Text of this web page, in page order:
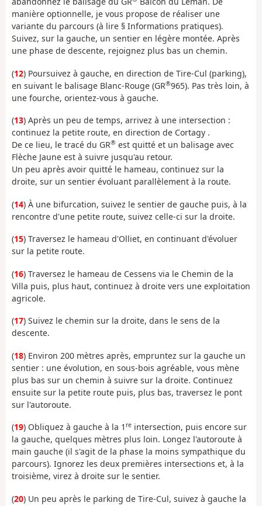
manière optionnelle, je vous propose de réaliser une
variante du parcours (à lire § Informations pratiques).
Suivez, sur la gauche, un sentier en légère montée. Après
une phase de descente, rejoignez plus bas un chemin.
(12) Poursuivez à gauche, en direction de Tire-Cul (parking),
en suivant le balisage Blanc-Rouge (GR®965). Pas très loin, à
une fourche, orientez-vous à gauche.
(13) Après un peu de temps, arrivez à une intersection :
continuez la petite route, en direction de Cortagy .
De ce lieu, le tracé du GR® est quitté et un balisage avec
Flèche Jaune est à suivre jusqu'au retour.
Un peu après avoir quitté le hameau, continuez sur la
droite, sur un sentier évoluant parallèlement à la route.
(14) À une bifurcation, suivez le sentier de gauche puis, à la
rencontre d'une petite route, suivez celle-ci sur la droite.
(15) Traversez le hameau d'Olliet, en continuant d'évoluer
sur la petite route.
(16) Traversez le hameau de Cessens via le Chemin de la
Villa puis, plus haut, continuez à droite vers une exploitation
agricole.
(17) Suivez le chemin sur la droite, dans le sens de la
descente.
(18) Environ 200 mètres après, empruntez sur la gauche un
sentier : une évolution, en sous-bois agréable, vous mène
plus bas sur un chemin à suivre sur la droite. Continuez
ensuite sur la petite route puis, plus bas, traversez le pont
sur l'autoroute.
(19) Obliquez à gauche à la 1 re intersection, puis encore sur
la gauche, quelques mètres plus loin. Longez l'autoroute à
main gauche (il s'agit de la phase la moins sympathique du
parcours). Ignorez les deux premières intersections et, à la
troisième, virez à droite sur le sentier.
(20) Un peu après le parking de Tire-Cul, suivez à gauche la